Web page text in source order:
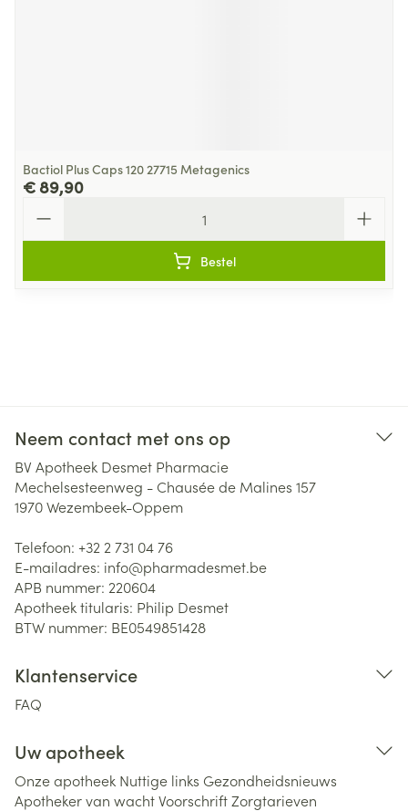
Bactiol Plus Caps 120 27715 Metagenics
€ 89,90
Bestel
Neem contact met ons op
BV Apotheek Desmet Pharmacie
Mechelsesteenweg - Chausée de Malines 157
1970Wezembeek-Oppem
Telefoon: +32 2 731 04 76
E-mailadres: info@pharmadesmet.be
APB nummer: 220604
Apotheek titularis: Philip Desmet
BTW nummer: BE0549851428
Klantenservice
FAQ
Uw apotheek
Onze apotheek Nuttige links Gezondheidsnieuws
Apotheker van wachtVoorschriftZorgtarieven